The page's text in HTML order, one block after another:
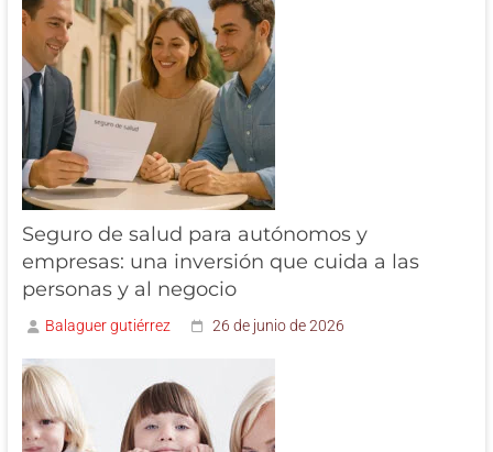
Seguro de salud para autónomos y
empresas: una inversión que cuida a las
personas y al negocio
Balaguer gutiérrez 26 de junio de 2026